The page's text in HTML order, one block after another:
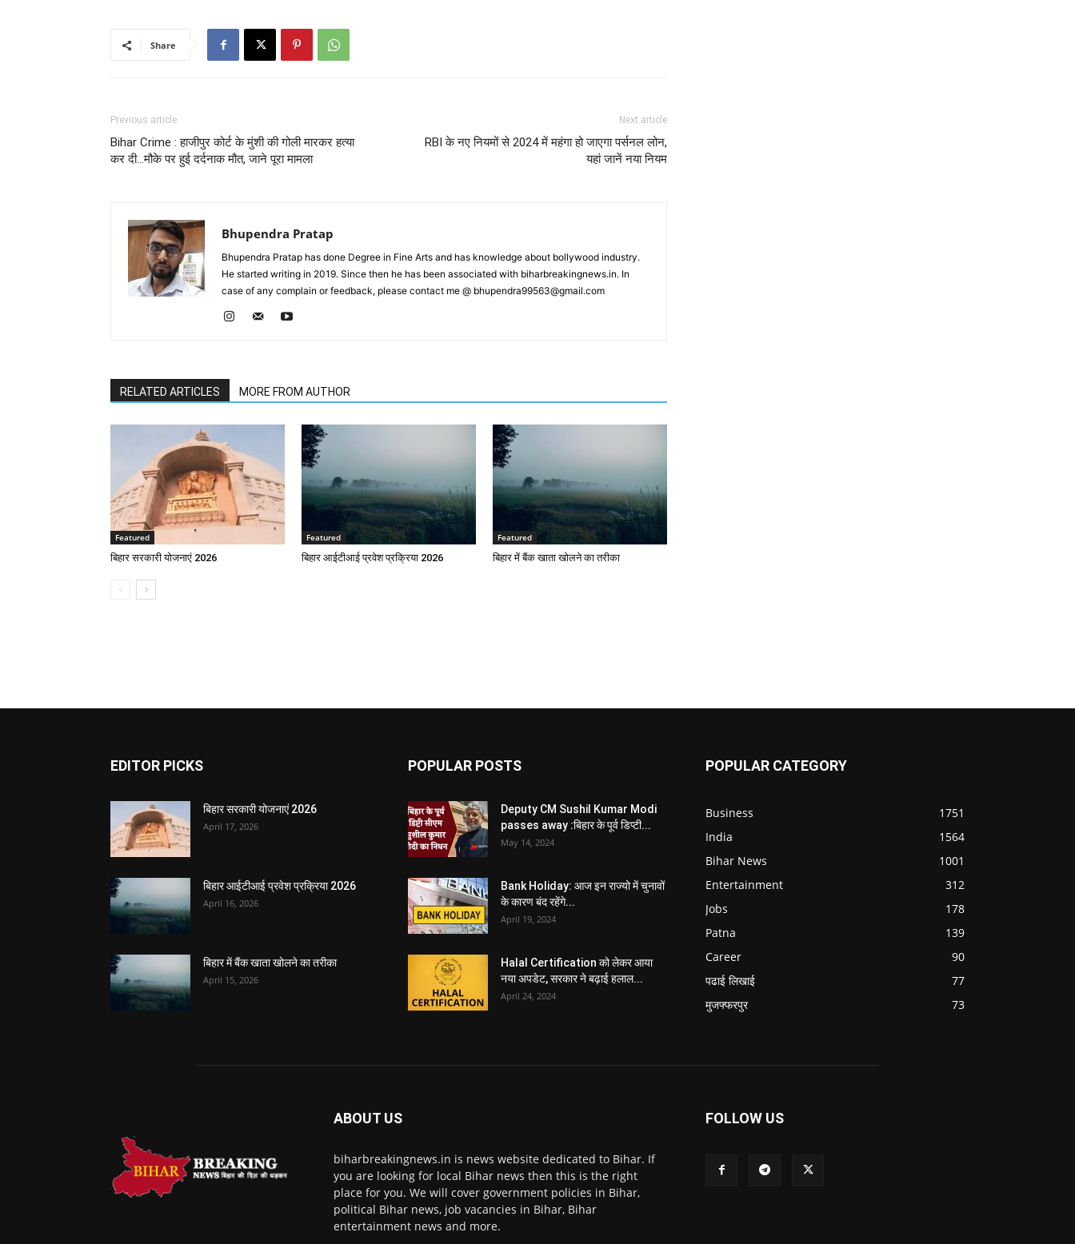
Share
Previous article
Bihar Crime : हाजीपुर कोर्ट के मुंशी की गोली मारकर हत्या
कर दी…मौके पर हुई दर्दनाक मौत, जाने पूरा मामला
Next article
RBI के नए नियमों से 2024 में महंगा हो जाएगा पर्सनल लोन,
यहां जानें नया नियम
Bhupendra Pratap
Bhupendra Pratap has done Degree in Fine Arts and has knowledge about bollywood industry.
He started writing in 2019. Since then he has been associated with biharbreakingnews.in. In
case of any complain or feedback, please contact me @ bhupendra99563@gmail.com
RELATED ARTICLES MORE FROM AUTHOR
Featured
बिहार सरकारी योजनाएं 2026
Featured
बिहार आईटीआई प्रवेश प्रक्रिया 2026
Featured
बिहार में बैंक खाता खोलने का तरीका
EDITOR PICKS
बिहार सरकारी योजनाएं 2026
April 17, 2026
बिहार आईटीआई प्रवेश प्रक्रिया 2026
April 16, 2026
बिहार में बैंक खाता खोलने का तरीका
April 15, 2026
POPULAR POSTS
Deputy CM Sushil Kumar Modi
passes away :बिहार के पूर्व डिप्टी...
May 14, 2024
Bank Holiday: आज इन राज्यो में चुनावों
के कारण बंद रहेंगे...
April 19, 2024
Halal Certification को लेकर आया
नया अपडेट, सरकार ने बढ़ाई हलाल...
April 24, 2024
POPULAR CATEGORY
Business
1751
India
1564
Bihar News
1001
Entertainment
312
Jobs
178
Patna
139
Career
90
पढाई लिखाई
77
मुजफ्फरपुर
73
ABOUT US
biharbreakingnews.in is news website dedicated to Bihar. If
you are looking for local Bihar news then this is the right
place for you. We will cover government policies in Bihar,
political Bihar news, job vacancies in Bihar, Bihar
entertainment news and more.
FOLLOW US